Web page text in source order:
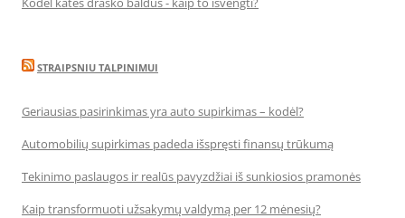
STRAIPSNIU TALPINIMUI
Geriausias pasirinkimas yra auto supirkimas – kodėl?
Automobilių supirkimas padeda išspręsti finansų trūkumą
Tekinimo paslaugos ir realūs pavyzdžiai iš sunkiosios pramonės
Kaip transformuoti užsakymų valdymą per 12 mėnesių?